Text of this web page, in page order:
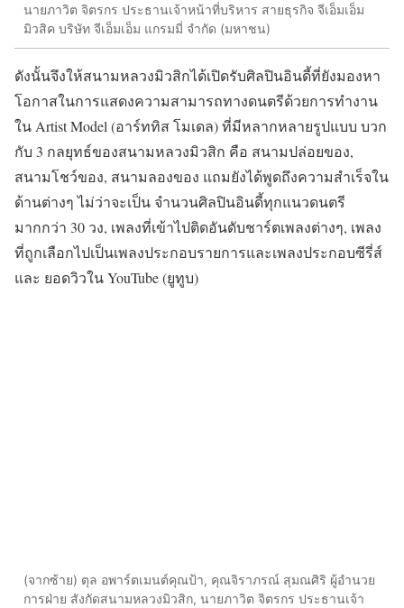
นายภาวิต จิตรกร ประธานเจ้าหน้าที่บริหาร สายธุรกิจ จีเอ็มเอ็ม
มิวสิค บริษัท จีเอ็มเอ็ม แกรมมี่ จำกัด (มหาชน)
ดังนั้นจึงให้สนามหลวงมิวสิกได้เปิดรับศิลปินอินดี้ที่ยังมองหา
โอกาสในการแสดงความสามารถทางดนตรีด้วยการทำงาน
ใน Artist Model (อาร์ททิส โมเดล) ที่มีหลากหลายรูปแบบ บวก
กับ 3 กลยุทธ์ของสนามหลวงมิวสิก คือ สนามปล่อยของ,
สนามโชว์ของ, สนามลองของ แถมยังได้พูดถึงความสำเร็จใน
ด้านต่างๆ ไม่ว่าจะเป็น จำนวนศิลปินอินดี้ทุกแนวดนตรี
มากกว่า 30 วง, เพลงที่เข้าไปติดอันดับชาร์ตเพลงต่างๆ, เพลง
ที่ถูกเลือกไปเป็นเพลงประกอบรายการและเพลงประกอบซีรี่ส์
และ ยอดวิวใน YouTube (ยูทูบ)
(จากซ้าย) ตุล อพาร์ตเมนต์คุณป้า, คุณจิราภรณ์ สุมณศิริ ผู้อำนวย
การฝ่าย สังกัดสนามหลวงมิวสิก, นายภาวิต จิตรกร ประธานเจ้า